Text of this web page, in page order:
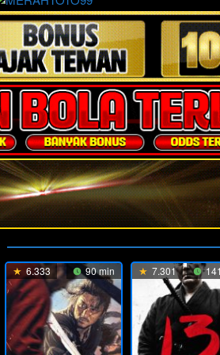
6.333 90 min 7.301